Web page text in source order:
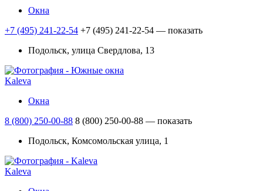
Окна
+7 (495) 241-22-54 +7 (495) 241-22-54 — показать
Подольск, улица Свердлова, 13
Kaleva
Окна
8 (800) 250-00-88 8 (800) 250-00-88 — показать
Подольск, Комсомольская улица, 1
Kaleva